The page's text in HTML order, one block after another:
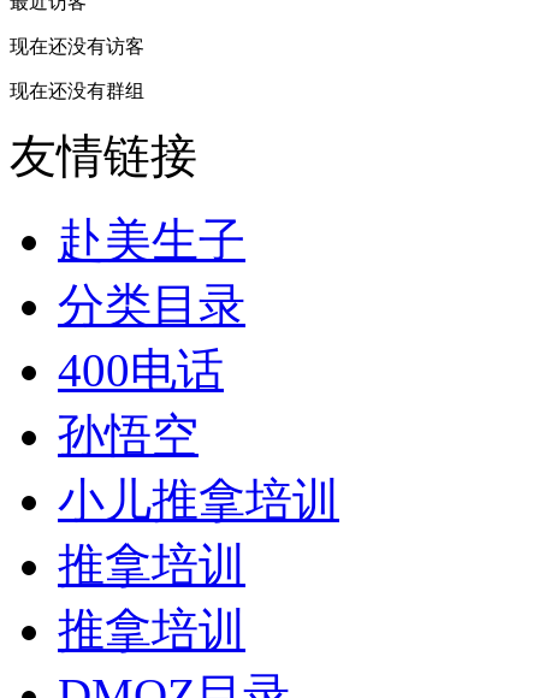
现在还没有访客
现在还没有群组
友情链接
赴美生子
分类目录
400电话
孙悟空
小儿推拿培训
推拿培训
推拿培训